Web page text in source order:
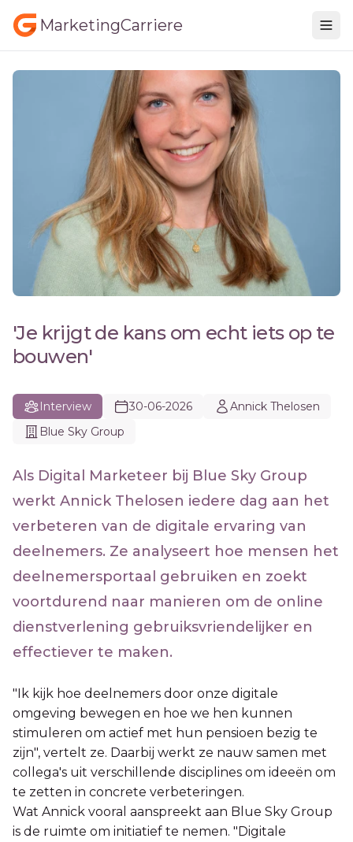
MarketingCarriere
'Je krijgt de kans om echt iets op te
bouwen'
Interview 30-06-2026
Annick Thelosen
Blue Sky Group
Als Digital Marketeer bij Blue Sky Group
werkt Annick Thelosen iedere dag aan het
verbeteren van de digitale ervaring van
deelnemers. Ze analyseert hoe mensen het
deelnemersportaal gebruiken en zoekt
voortdurend naar manieren om de online
dienstverlening gebruiksvriendelijker en
effectiever te maken.
"Ik kijk hoe deelnemers door onze digitale
omgeving bewegen en hoe we hen kunnen
stimuleren om actief met hun pensioen bezig te
zijn", vertelt ze. Daarbij werkt ze nauw samen met
collega's uit verschillende disciplines om ideeën om
te zetten in concrete verbeteringen.
Wat Annick vooral aanspreekt aan Blue Sky Group
is de ruimte om initiatief te nemen. "Digitale